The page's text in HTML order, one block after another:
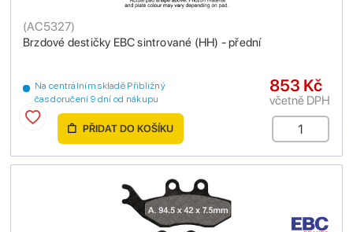
Brzdové destičky EBC sintrované (HH) - přední
(AC5327)
Na centrálním skladě Přibližný
čas doručení 9 dní od nákupu
853 Kč
včetně DPH
PŘIDAT DO KOŠÍKU